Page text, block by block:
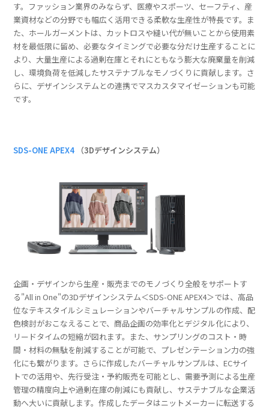
す。ファッション業界のみならず、医療やスポーツ、セーフティ、産
業資材などの分野でも幅広く活用できる柔軟な生産性が特長です。ま
た、ホールガーメントは、カットロスや縫い代が無いことから使用素
材を最低限に留め、必要なタイミングで必要な分だけ生産することに
より、大量生産による過剰在庫とそれにともなう膨大な廃棄量を削減
し、環境負荷を低減したサステナブルなモノづくりに貢献します。さ
らに、デザインシステムとの連携でマスカスタマイゼーションも可能
です。
SDS-ONE APEX4 （3Dデザインシステム）
企画・デザインから生産・販売までのモノづくり全般をサポートす
る"All in One"の3Dデザインシステム＜SDS-ONE APEX4＞では、高品
位なテキスタイルシミュレーションやバーチャルサンプルの作成、配
色検討がおこなえることで、商品企画の効率化とデジタル化により、
リードタイムの短縮が図れます。また、サンプリングのコスト・時
間・材料の無駄を削減することが可能で、プレゼンテーション力の強
化にも繋がります。さらに作成したバーチャルサンプルは、ECサイ
トでの活用や、先行受注・予約販売を可能とし、需要予測による生産
管理の精度向上や過剰在庫の削減にも貢献し、サステナブルな企業活
動へ大いに貢献します。作成したデータはニットメーカーに転送する